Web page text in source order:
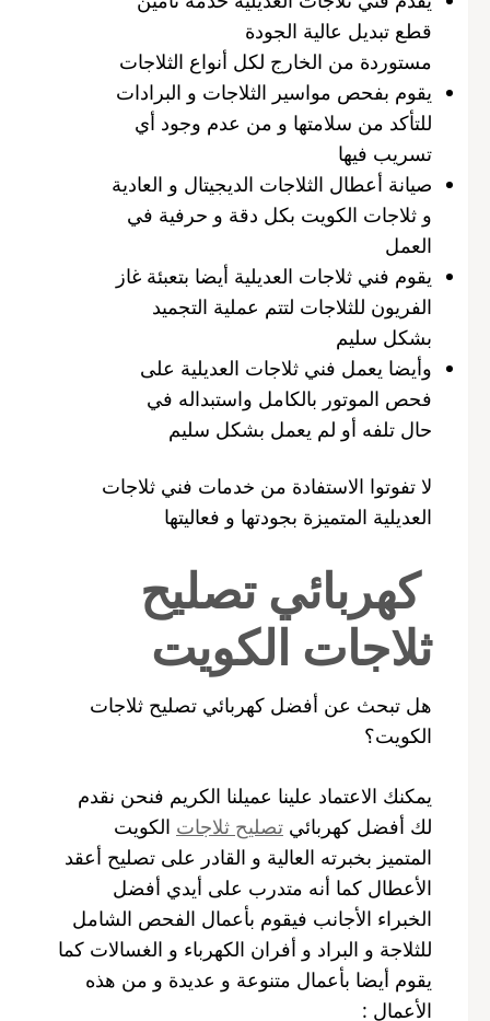
قطع تبديل عالية الجودة
مستوردة من الخارج لكل أنواع الثلاجات
يقوم بفحص مواسير الثلاجات و البرادات
للتأكد من سلامتها و من عدم وجود أي
تسريب فيها
صيانة أعطال الثلاجات الديجيتال و العادية
و ثلاجات الكويت بكل دقة و حرفية في
العمل
يقوم فني ثلاجات العديلية أيضا بتعبئة غاز
الفريون للثلاجات لتتم عملية التجميد
بشكل سليم
وأيضا يعمل فني ثلاجات العديلية على
فحص الموتور بالكامل واستبداله في
حال تلفه أو لم يعمل بشكل سليم
لا تفوتوا الاستفادة من خدمات فني ثلاجات
العديلية المتميزة بجودتها و فعاليتها
كهربائي تصليح
ثلاجات الكويت
هل تبحث عن أفضل كهربائي تصليح ثلاجات
الكويت؟
يمكنك الاعتماد علينا عميلنا الكريم فنحن نقدم
لك أفضل كهربائي تصليح ثلاجات الكويت
المتميز بخبرته العالية و القادر على تصليح أعقد
الأعطال كما أنه متدرب على أيدي أفضل
الخبراء الأجانب فيقوم بأعمال الفحص الشامل
للثلاجة و البراد و أفران الكهرباء و الغسالات كما
يقوم أيضا بأعمال متنوعة و عديدة و من هذه
الأعمال :